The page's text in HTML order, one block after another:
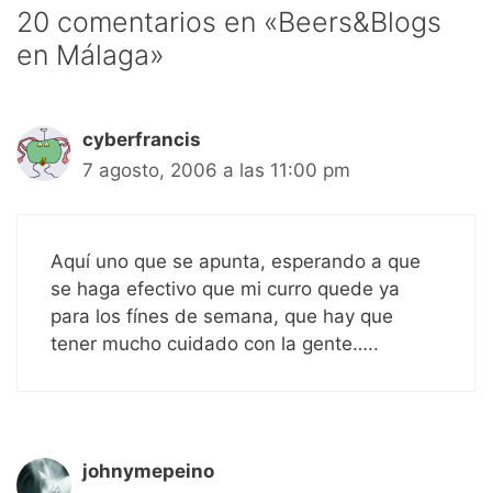
20 comentarios en «Beers&Blogs
en Málaga»
cyberfrancis
7 agosto, 2006 a las 11:00 pm
Aquí uno que se apunta, esperando a que
se haga efectivo que mi curro quede ya
para los fínes de semana, que hay que
tener mucho cuidado con la gente…..
johnymepeino